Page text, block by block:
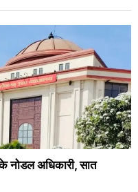
नोडल अधिकारी, सात